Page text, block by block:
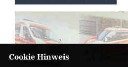
Cookie Hinweis